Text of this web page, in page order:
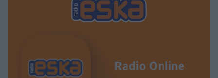
Radio Online